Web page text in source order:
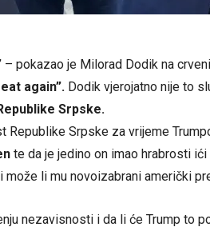
– pokazao je Milorad Dodik na
again”. Dodik vjerojatno nije to
Srpske.
Republike Srpske za vrijeme
te da je jedino on imao hrabrosti
li mu novoizabrani američki
nezavisnosti i da li će Trump to